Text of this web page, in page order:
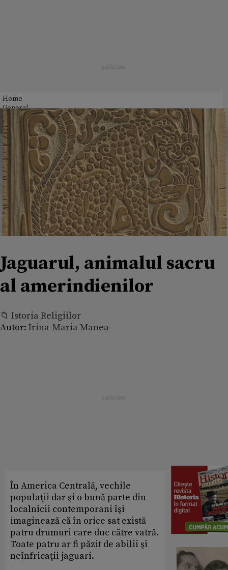
Home
General
Jaguarul, animalul sacru
al amerindienilor
📁 Istoria Religiilor
Autor: Irina-Maria Manea
În America Centrală, vechile
populaţii dar şi o bună parte din
localnicii contemporani îşi
imaginează că în orice sat există
patru drumuri care duc către vatră.
Toate patru ar fi păzit de abilii şi
neînfricaţii jaguari.